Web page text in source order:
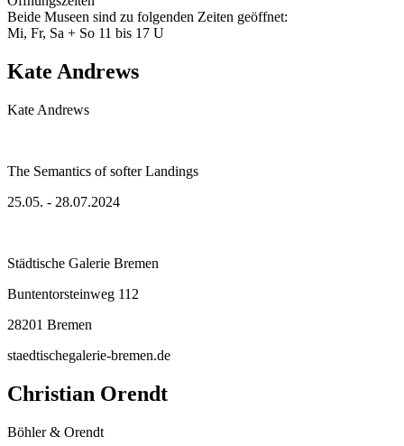
Beide Museen sind zu folgenden Zeiten geöffnet:
Mi, Fr, Sa + So 11 bis 17 U
Kate Andrews
Kate Andrews
The Semantics of softer Landings
25.05. - 28.07.2024
Städtische Galerie Bremen
Buntentorsteinweg 112
28201 Bremen
staedtischegalerie-bremen.de
Christian Orendt
Böhler & Orendt